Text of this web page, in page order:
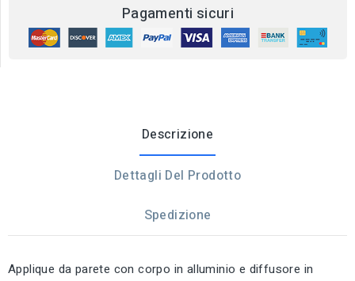
Pagamenti sicuri
Descrizione
Dettagli Del Prodotto
Spedizione
Applique da parete con corpo in alluminio e diffusore in